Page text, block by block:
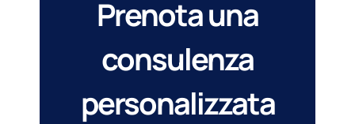
Prenota una
consulenza
personalizzata